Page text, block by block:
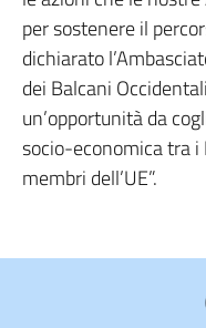
per sostenere il
dichiarato
dei Balcani
un’opportunità da
socio-economica tra i
membri dell’UE”.